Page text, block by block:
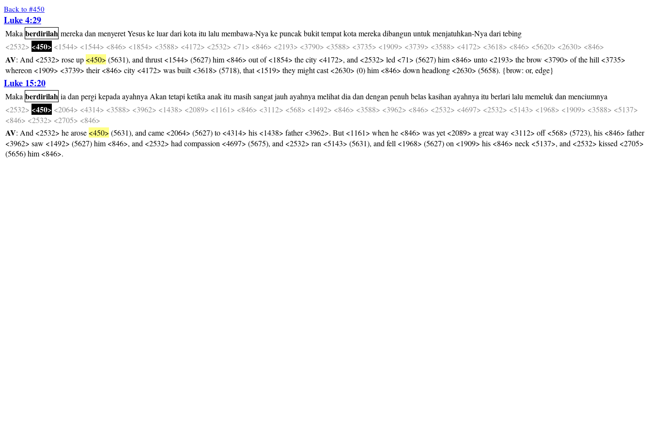
Back to #450
Luke 4:29
Maka berdirilah mereka dan menyeretYesuskeluardari kota itu lalu membawa-Nya kepuncakbukittempatkota mereka dibangun untukmenjatuhkan-Nya dari tebing
<2532> <450> <1544> <1544> <846> <1854> <3588> <4172> <2532> <71> <846> <2193> <3790> <3588> <3735> <1909> <3739> <3588> <4172> <3618> <846> <5620> <2630> <846>
AV: And <2532> rose up <450> (5631), and thrust <1544> (5627) him <846> out of <1854> the city <4172>, and <2532> led <71> (5627) him <846> unto <2193> the brow <3790> of the hill <3735>
whereon <1909> <3739> their <846> city <4172> was built <3618> (5718), that <1519> they might cast <2630> (0) him <846> down headlong <2630> (5658). {brow: or, edge}
Luke 15:20
Maka berdirilah ia dan pergi kepada ayahnya Akan tetapi ketika anakitu masih sangatjauh ayahnya melihatdia dan dengan penuh belaskasihan ayahnya itu berlari lalu memelukdan menciumnya
<2532> <450> <2064> <4314> <3588> <3962> <1438> <2089> <1161> <846> <3112> <568> <1492> <846> <3588> <3962> <846> <2532> <4697> <2532> <5143> <1968> <1909> <3588> <5137>
<846> <2532> <2705> <846>
AV: And <2532> he arose <450> (5631), and came <2064> (5627) to <4314> his <1438> father <3962>. But <1161> when he <846> was yet <2089> a great way <3112> off <568> (5723), his <846> father
<3962> saw <1492> (5627) him <846>, and <2532> had compassion <4697> (5675), and <2532> ran <5143> (5631), and fell <1968> (5627) on <1909> his <846> neck <5137>, and <2532> kissed <2705>
(5656) him <846>.